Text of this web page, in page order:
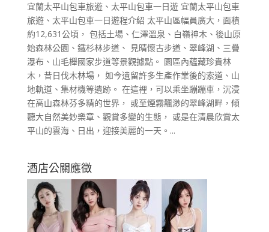
宜蘭太平山包車旅遊、太平山包車一日遊 宜蘭太平山包車
旅遊、太平山包車一日遊程介紹 太平山區幅員廣大，面積
約12,631公頃， 包括土場、仁澤溫泉、白嶺神木、後山原
始森林公園、鐵杉林步道、 見晴懷古步道、翠峰湖、三疊
瀑布、山毛櫸國家步道等景觀據點。 園區內蘊藏珍貴林
木，昔日伐木林場， 如今遺留許多生產作業後的索道、山
地軌道、集材機等遺跡。 在這裡，可以乘坐蹦蹦車，沉浸
在高山森林芬多精的世界， 或至煙霧飄渺的翠峰湖畔，傾
聽大自然美妙樂章、觀賞多變的生態， 或是在清晨欣賞太
平山的雲海、日出，迎接美麗的一天。...
酒店公關應徵